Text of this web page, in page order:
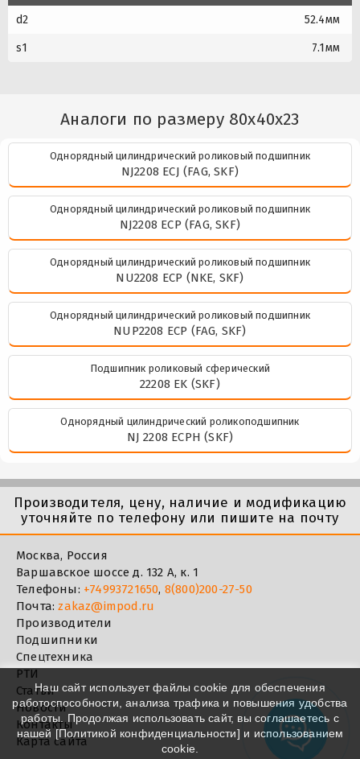
d2 52.4мм
s1 7.1мм
Аналоги по размеру 80x40x23
Однорядный цилиндрический роликовый подшипник
NJ2208 ECJ (FAG, SKF)
Однорядный цилиндрический роликовый подшипник
NJ2208 ECP (FAG, SKF)
Однорядный цилиндрический роликовый подшипник
NU2208 ECP (NKE, SKF)
Однорядный цилиндрический роликовый подшипник
NUP2208 ECP (FAG, SKF)
Подшипник роликовый сферический
22208 EK (SKF)
Однорядный цилиндрический роликоподшипник
NJ 2208 ECPH (SKF)
Производителя, цену, наличие и модификацию
уточняйте по телефону или пишите на почту
Москва, Россия
Варшавское шоссе д. 132 А, к. 1
Телефоны: +74993721650, 8(800)200-27-50
Почта:zakaz@impod.ru
Производители
Подшипники
Спецтехника
РТИ
Статьи
Новости
Контакты
Карта сайта
Наш сайт использует файлы cookie для обеспечения
работоспособности, анализа трафика и повышения удобства
работы. Продолжая использовать сайт, вы соглашаетесь с
нашей [Политикой конфиденциальности] и использованием
cookie.